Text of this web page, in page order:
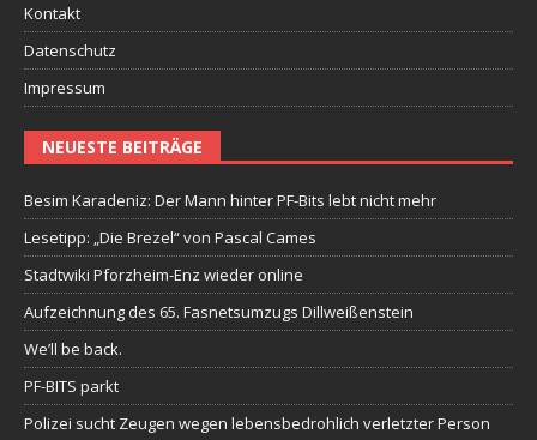
Kontakt
Datenschutz
Impressum
NEUESTE BEITRÄGE
Besim Karadeniz: Der Mann hinter PF-Bits lebt nicht mehr
Lesetipp: „Die Brezel“ von Pascal Cames
Stadtwiki Pforzheim-Enz wieder online
Aufzeichnung des 65. Fasnetsumzugs Dillweißenstein
We’ll be back.
PF-BITS parkt
Polizei sucht Zeugen wegen lebensbedrohlich verletzter Person